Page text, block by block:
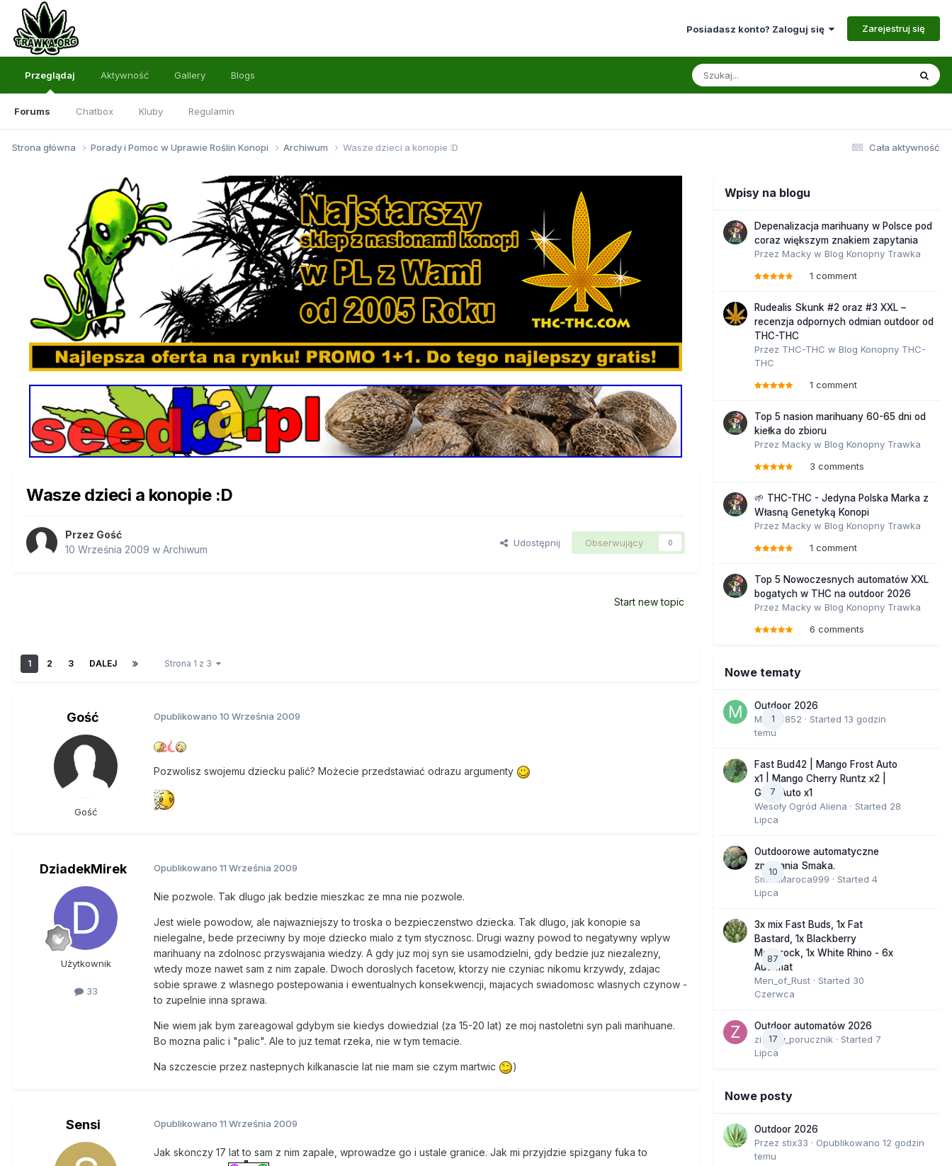
Posiadasz konto? Zaloguj się Zarejestruj się
Przeglądaj
Forums Chatbox Kluby Regulamin
Aktywność Gallery Blogs
Cała aktywność
Strona główna Porady i Pomoc w Uprawie Roślin Konopi Archiwum Wasze dzieci a konopie :D
Wasze dzieci a konopie :D
Przez Gość
10 Września 2009 w Archiwum
Udostępnij Obserwujący 0
Start new topic
1 2 3 DALEJ Strona 1 z 3
Gość
Gość
Opublikowano 10 Września 2009
Pozwolisz swojemu dziecku palić? Możecie przedstawiać odrazu argumenty
DziadekMirek
Użytkownik
33
Opublikowano 11 Września 2009
Nie pozwole. Tak dlugo jak bedzie mieszkac ze mna nie pozwole.
Jest wiele powodow, ale najwazniejszy to troska o bezpieczenstwo dziecka. Tak dlugo, jak konopie sa
nielegalne, bede przeciwny by moje dziecko mialo z tym stycznosc. Drugi wazny powod to negatywny wplyw
marihuany na zdolnosc przyswajania wiedzy. A gdy juz moj syn sie usamodzielni, gdy bedzie juz niezalezny,
wtedy moze nawet sam z nim zapale. Dwoch doroslych facetow, ktorzy nie czyniac nikomu krzywdy, zdajac
sobie sprawe z wlasnego postepowania i ewentualnych konsekwencji, majacych swiadomosc wlasnych czynow -
to zupelnie inna sprawa.
Nie wiem jak bym zareagowal gdybym sie kiedys dowiedzial (za 15-20 lat) ze moj nastoletni syn pali marihuane.
Bo mozna palic i "palic". Ale to juz temat rzeka, nie w tym temacie.
Na szczescie przez nastepnych kilkanascie lat nie mam sie czym martwic )
Sensi Opublikowano 11 Września 2009
Jak skonczy 17 lat to sam z nim zapale, wprowadze go i ustale granice. Jak mi przyjdzie spizgany fuka to
Wpisy na blogu
Depenalizacja marihuany w Polsce pod
coraz większym znakiem zapytania
Przez Macky w Blog Konopny Trawka
1 comment
Rudealis Skunk #2 oraz #3 XXL –
recenzja odpornych odmian outdoor od
THC-THC
Przez THC-THC w Blog Konopny THC-
THC
1 comment
Top 5 nasion marihuany 60-65 dni od
kiełka do zbioru
Przez Macky w Blog Konopny Trawka
3 comments
🌱 THC-THC - Jedyna Polska Marka z
Własną Genetyką Konopi
Przez Macky w Blog Konopny Trawka
1 comment
Top 5 Nowoczesnych automatów XXL
bogatych w THC na outdoor 2026
Przez Macky w Blog Konopny Trawka
6 comments
Nowe tematy
1
Outdoor 2026
Marcel852 · Started 13 godzin
temu
7
Fast Bud42 | Mango Frost Auto
x1 | Mango Cherry Runtz x2 |
GMO Auto x1
Wesoły Ogród Aliena · Started 28
Lipca
10
Outdoorowe automatyczne
zmagania Smaka.
SmakMaroca999 · Started 4
Lipca
87
3x mix Fast Buds, 1x Fat
Bastard, 1x Blackberry
Moonrock, 1x White Rhino - 6x
Automat
Men_of_Rust · Started 30
Czerwca
17
Outdoor automatów 2026
zielony_porucznik · Started 7
Lipca
Nowe posty
Outdoor 2026
Przez stix33 · Opublikowano 12 godzin
temu